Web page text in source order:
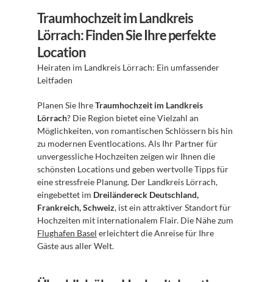
Traumhochzeit im Landkreis
Lörrach: Finden Sie Ihre perfekte
Location
Heiraten im Landkreis Lörrach: Ein umfassender
Leitfaden
Planen Sie Ihre Traumhochzeit im Landkreis
Lörrach? Die Region bietet eine Vielzahl an
Möglichkeiten, von romantischen Schlössern bis hin
zu modernen Eventlocations. Als Ihr Partner für
unvergessliche Hochzeiten zeigen wir Ihnen die
schönsten Locations und geben wertvolle Tipps für
eine stressfreie Planung. Der Landkreis Lörrach,
eingebettet im Dreiländereck Deutschland,
Frankreich, Schweiz, ist ein attraktiver Standort für
Flughafen Basel erleichtert die Anreise für Ihre
Gäste aus aller Welt.